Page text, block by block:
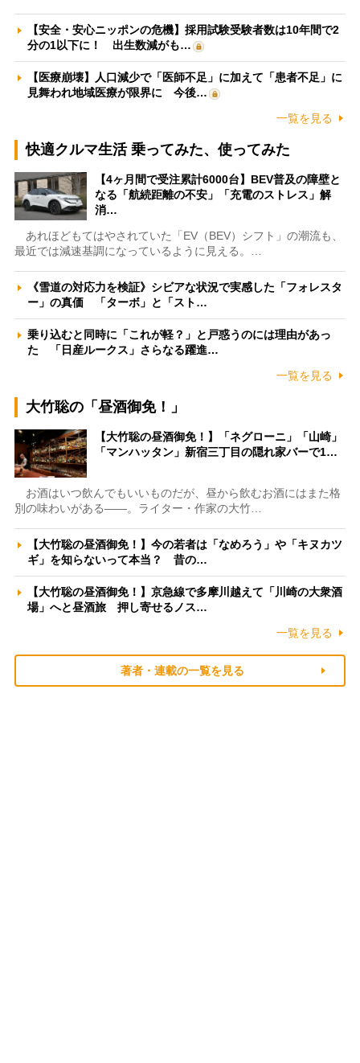
【安全・安心ニッポンの危機】採用試験受験者数は10年間で2
分の1以下に！ 出生数減がも…
【医療崩壊】人口減少で「医師不足」に加えて「患者不足」に
見舞われ地域医療が限界に 今後…
一覧を見る
快適クルマ生活 乗ってみた、使ってみた
【4ヶ月間で受注累計6000台】BEV普及の障壁と
なる「航続距離の不安」「充電のストレス」解
消…
あれほどもてはやされていた「EV（BEV）シフト」の潮流も、
最近では減速基調になっているように見える。…
《雪道の対応力を検証》シビアな状況で実感した「フォレスタ
ー」の真価 「ターボ」と「スト…
乗り込むと同時に「これが軽？」と戸惑うのには理由があっ
た 「日産ルークス」さらなる躍進…
一覧を見る
大竹聡の「昼酒御免！」
【大竹聡の昼酒御免！】「ネグローニ」「山崎」
「マンハッタン」新宿三丁目の隠れ家バーで1…
お酒はいつ飲んでもいいものだが、昼から飲むお酒にはまた格
別の味わいがある――。ライター・作家の大竹…
【大竹聡の昼酒御免！】今の若者は「なめろう」や「キヌカツ
ギ」を知らないって本当？ 昔の…
【大竹聡の昼酒御免！】京急線で多摩川越えて「川崎の大衆酒
場」へと昼酒旅 押し寄せるノス…
一覧を見る
著者・連載の一覧を見る